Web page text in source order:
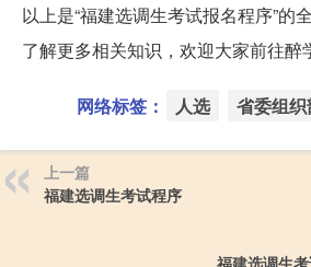
以上是“福建选调生考试报名程序”的
了解更多相关知识，欢迎大家前往醉
网络标签： 人选 省委组织
上一篇
福建选调生考试程序
福建选调生